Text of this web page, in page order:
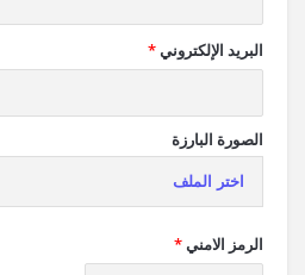
البريد الإلكتروني*
الصورة البارزة
اختر الملف
الرمز الامني*